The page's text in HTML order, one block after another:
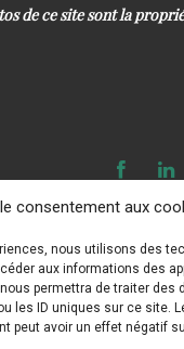
consentement aux
nous utilisons des
aux informations des
permettra de traiter des
les ID uniques sur ce site.
peut avoir un effet négatif
de ce site sont la